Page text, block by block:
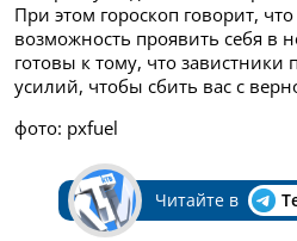
При этом гороскоп говорит,
возможность проявить себя в
готовы к тому, что завистники
усилий, чтобы сбить вас с
фото: pxfuel
Читайте в